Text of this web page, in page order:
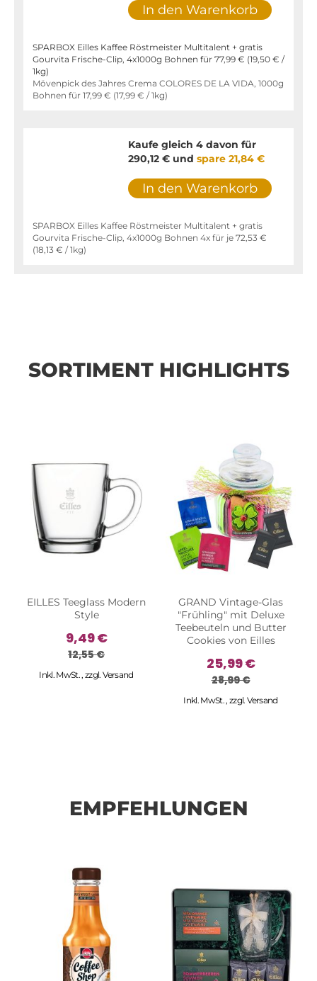
In den Warenkorb
SPARBOX Eilles Kaffee Röstmeister Multitalent + gratis
Gourvita Frische-Clip, 4x1000g Bohnen für 77,99 € (19,50 € /
1kg)
Mövenpick des Jahres Crema COLORES DE LA VIDA, 1000g
Bohnen für 17,99 € (17,99 € / 1kg)
Kaufe gleich 4 davon für
290,12 €und spare 21,84 €
In den Warenkorb
SPARBOX Eilles Kaffee Röstmeister Multitalent + gratis
Gourvita Frische-Clip, 4x1000g Bohnen 4x für je 72,53 €
(18,13 € / 1kg)
SORTIMENT HIGHLIGHTS
EILLES Teeglass Modern
Style
9,49 €
12,55 €
Inkl. MwSt.,zzgl.Versand
GRAND Vintage-Glas
"Frühling" mit Deluxe
Teebeuteln und Butter
Cookies von Eilles
25,99 €
28,99 €
Inkl. MwSt.,zzgl.Versand
EMPFEHLUNGEN